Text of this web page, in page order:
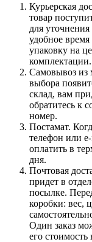
Курьерская
товар
для
удобное
упаковку на
комплектации.
Самовывоз из
выбора
склад, вам
обратитесь к
номер.
Постамат.
телефон или
оплатить в
дня.
Почтовая
придет в
посылке.
коробки: вес,
Один заказ
его